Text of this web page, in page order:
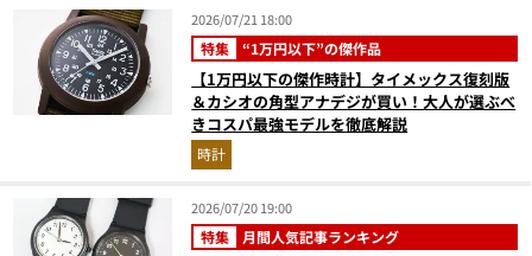
2026/07/21 18:00
特集 “1万円以下”の傑作品
【1万円以下の傑作時計】タイメックス復刻版
＆カシオの角型アナデジが買い！大人が選ぶべ
きコスパ最強モデルを徹底解説
時計
2026/07/20 19:00
特集 月間人気記事ランキング